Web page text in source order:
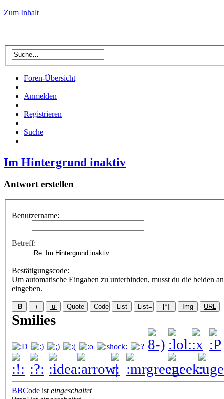
Zum Inhalt
Foren-Übersicht
Anmelden
Registrieren
Suche
Im Hintergrund inaktiv
Antwort erstellen
Benutzername:
Betreff:
Bestätigungscode:
Um automatische Eingaben zu unterbinden, musst du die beiden
eingeben.
Smilies
BBCode ist eingeschaltet